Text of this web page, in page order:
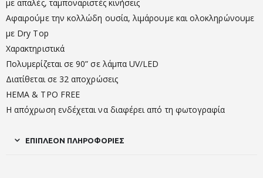
με απαλές, ταμποναριστές κινήσεις
Αφαιρούμε την κολλώδη ουσία, λιμάρουμε και ολοκληρώνουμε
με Dry Top
Χαρακτηριστικά
Πολυμερίζεται σε 90” σε λάμπα UV/LED
Διατίθεται σε 32 αποχρώσεις
HEMA & TPO FREE
Η απόχρωση ενδέχεται να διαφέρει από τη φωτογραφία
ΕΠΙΠΛΈΟΝ ΠΛΗΡΟΦΟΡΊΕΣ